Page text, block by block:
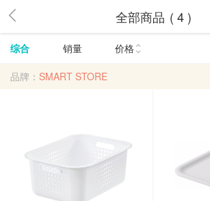
全部商品 ( 4 )
综合 销量 价格
品牌： SMART STORE